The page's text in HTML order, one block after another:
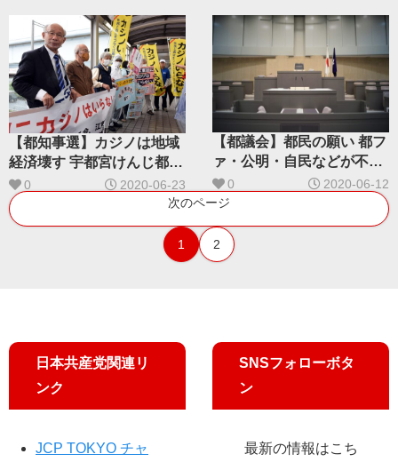
【都知事選】カジノは地域
経済壊す 宇都宮けんじ都知
事候補がカジノ候補地調査
0 2020-06-23
【都議会】都民の願い 都フ
ァ・公明・自民などが不採
択に
0
2020-06-12
次のページ
1 2
日本共産党関連リ
ンク
JCP TOKYO チャ
SNSフォローボタ
ン
最新の情報はこち